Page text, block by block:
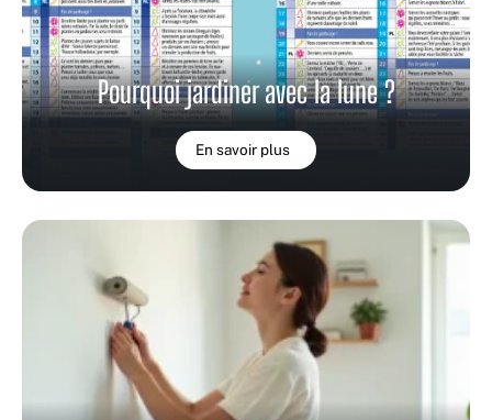
Pourquoi jardiner avec la lune ?
En savoir plus